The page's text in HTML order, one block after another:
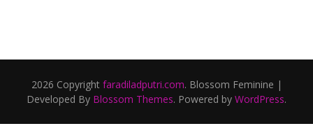
2026 Copyright faradiladputri.com. Blossom Feminine |
Developed By Blossom Themes. Powered by WordPress.